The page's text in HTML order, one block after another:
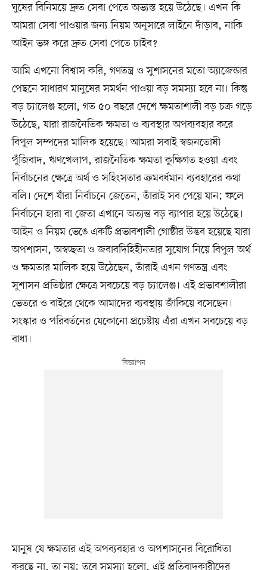
ঘুষের বিনিময়ে দ্রুত সেবা পেতে অভ্যস্ত হয়ে উঠেছে। এখন কি
আমরা সেবা পাওয়ার জন্য নিয়ম অনুসারে লাইনে দাঁড়াব, নাকি
আইন ভঙ্গ করে দ্রুত সেবা পেতে চাইব?
আমি এখনো বিশ্বাস করি, গণতন্ত্র ও সুশাসনের মতো অ্যাজেন্ডার
পেছনে সাধারণ মানুষের সমর্থন পাওয়া বড় সমস্যা হবে না। কিন্তু
বড় চ্যালেঞ্জ হলো, গত ৫০ বছরে দেশে ক্ষমতাশালী বড় চক্র গড়ে
উঠেছে, যারা রাজনৈতিক ক্ষমতা ও ব্যবস্থার অপব্যবহার করে
বিপুল সম্পদের মালিক হয়েছে। আমরা সবাই স্বজনতোষী
পুঁজিবাদ, ঋণখেলাপ, রাজনৈতিক ক্ষমতা কুক্ষিগত হওয়া এবং
নির্বাচনের ক্ষেত্রে অর্থ ও সহিংসতার ক্রমবর্ধমান ব্যবহারের কথা
বলি। দেশে যাঁরা নির্বাচনে জেতেন, তাঁরাই সব পেয়ে যান; ফলে
নির্বাচনে হারা বা জেতা এখানে অত্যন্ত বড় ব্যাপার হয়ে উঠেছে।
আইন ও নিয়ম ভেঙে একটি প্রভাবশালী গোষ্ঠীর উদ্ভব হয়েছে যারা
অপশাসন, অস্বচ্ছতা ও জবাবদিহিহীনতার সুযোগ নিয়ে বিপুল অর্থ
ও ক্ষমতার মালিক হয়ে উঠেছেন, তাঁরাই এখন গণতন্ত্র এবং
সুশাসন প্রতিষ্ঠার ক্ষেত্রে সবচেয়ে বড় চ্যালেঞ্জ। এই প্রভাবশালীরা
ভেতরে ও বাইরে থেকে আমাদের ব্যবস্থায় জাঁকিয়ে বসেছেন।
সংস্কার ও পরিবর্তনের যেকোনো প্রচেষ্টায় এঁরা এখন সবচেয়ে বড়
বাধা।
মানুষ যে ক্ষমতার এই অপব্যবহার ও অপশাসনের বিরোধিতা
করছে না, তা নয়; তবে সমস্যা হলো, এই প্রতিবাদকারীদের